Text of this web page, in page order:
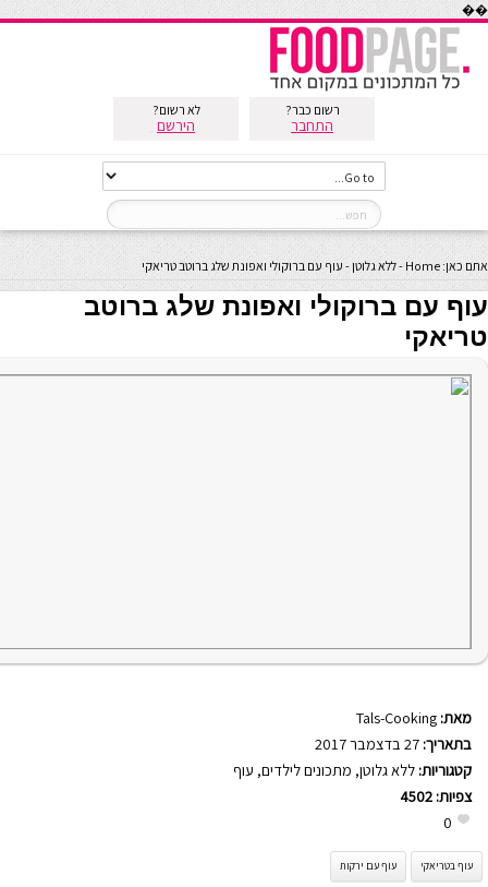
��
רשום כבר?
התחבר
לא רשום?
הירשם
אתם כאן: Home
-ללא גלוטן- עוף עם ברוקולי ואפונת שלג ברוטב טריאקי
עוף עם ברוקולי ואפונת שלג ברוטב
טריאקי
מאת: Tals-Cooking
בתאריך:
קטגוריות: ללא גלוטן, מתכונים לילדים, עוף
צפיות: 4502
0
עוף בטריאקי עוף עם ירקות